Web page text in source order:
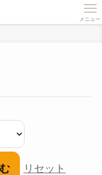
メニュー
リセット